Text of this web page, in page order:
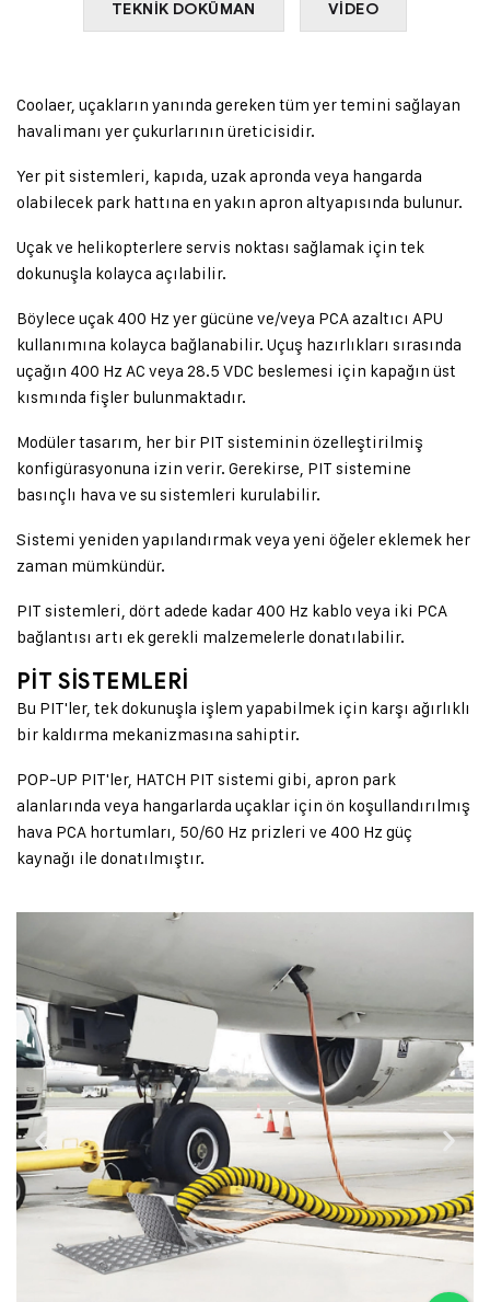
TEKNİK DOKÜMAN VİDEO
Coolaer, uçakların yanında gereken tüm yer temini sağlayan
havalimanı yer çukurlarının üreticisidir.
Yer pit sistemleri, kapıda, uzak apronda veya hangarda
olabilecek park hattına en yakın apron altyapısında bulunur.
Uçak ve helikopterlere servis noktası sağlamak için tek
dokunuşla kolayca açılabilir.
Böylece uçak 400 Hz yer gücüne ve/veya PCA azaltıcı APU
kullanımına kolayca bağlanabilir. Uçuş hazırlıkları sırasında
uçağın 400 Hz AC veya 28.5 VDC beslemesi için kapağın üst
kısmında fişler bulunmaktadır.
Modüler tasarım, her bir PIT sisteminin özelleştirilmiş
konfigürasyonuna izin verir. Gerekirse, PIT sistemine
basınçlı hava ve su sistemleri kurulabilir.
Sistemi yeniden yapılandırmak veya yeni öğeler eklemek her
zaman mümkündür.
PIT sistemleri, dört adede kadar 400 Hz kablo veya iki PCA
bağlantısı artı ek gerekli malzemelerle donatılabilir.
PİT SİSTEMLERİ
Bu PIT'ler, tek dokunuşla işlem yapabilmek için karşı ağırlıklı
bir kaldırma mekanizmasına sahiptir.
POP-UP PIT'ler, HATCH PIT sistemi gibi, apron park
alanlarında veya hangarlarda uçaklar için ön koşullandırılmış
hava PCA hortumları, 50/60 Hz prizleri ve 400 Hz güç
kaynağı ile donatılmıştır.